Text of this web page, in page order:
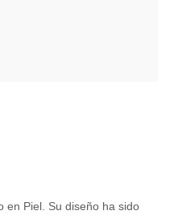
en Piel. Su diseño ha sido